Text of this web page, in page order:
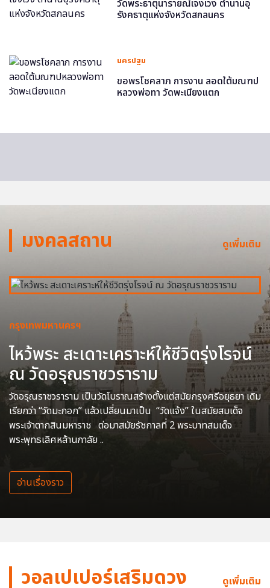
วัดพระธาตุนารายณ์เจงเวง ตำนานอุ
รังคธาตุแห่งจังหวัดสกลนคร
นครปฐม
ขอพรโชคลาภ การงาน ลอดใต้มณฑป
หลวงพ่อทา วัดพะเนียงแตก
มงคลสถาน ดูเพิ่มเติม
กรุงเทพมหานครฯ
ไหว้พระ สะเดาะเคราะห์ให้ชีวิตรุ่งโรจน์
ณ วัดอรุณราชวราราม
วัดอรุณราชวราราม เป็นวัดโบราณสร้างตั้งแต่สมัยกรุงศรีอยุธยา เดิม
เรียกว่า “วัดมะกอก” แล้วเปลี่ยนมาเป็น “วัดแจ้ง” ในสมัยสมเด็จ
พระเจ้าตากสินมหาราช ต่อมาสมัยรัชกาลที่ 2 พระบาทสมเด็จ
พระพุทธเลิศหล้านภาลัย ..
อ่านเรื่องราว
วอลเปเปอร์เสริมดวง ดูเพิ่มเติม